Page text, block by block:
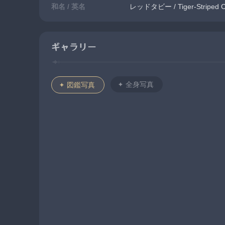
和名 / 英名 レッドタビー / Tiger-Striped
ギャラリー
図鑑写真 全身写真